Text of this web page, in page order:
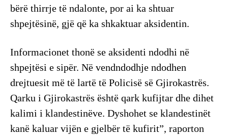
bërë thirrje të ndalonte, por ai ka shtuar
shpejtësinë, gjë që ka shkaktuar aksidentin.
Informacionet thonë se aksidenti ndodhi në
shpejtësi e sipër. Në vendndodhje ndodhen
drejtuesit më të lartë të Policisë së Gjirokastrës.
Qarku i Gjirokastrës është qark kufijtar dhe dihet
kalimi i klandestinëve. Dyshohet se klandestinët
kanë kaluar vijën e gjelbër të kufirit”, raporton